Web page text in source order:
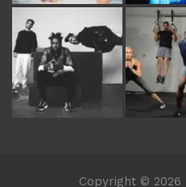
Copyright © 2026